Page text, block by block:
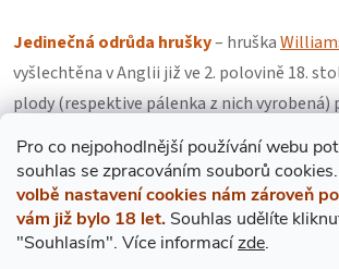
Pro co nejpohodlnější používání webu
souhlas se zpracováním souborů cookies.
volbě nastavení cookies nám zároveň
vám již bylo 18 let. Souhlas udělíte
"Souhlasím". Více informacízde.
Jedinečná odrůda hrušky– hruška
vyšlechtěna v Anglii již ve 2. polovině 18.
plody (respektive pálenka z nich vyrobená)
skutečný požitek. Chuť je plná, čistá a
vůněv sobě skrývá zejména intenzivní
nádech, který v kombinaci s její chutí
vyvážený mix. Můžeme tedy říci, že vám
připraví neopakovatelný zážitek a radost z